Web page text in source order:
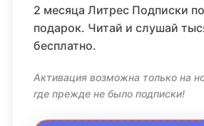
2 месяца Литрес Подписки
подарок. Читай и слушай
бесплатно.
Активация возможна только на
где прежде не было подписки!